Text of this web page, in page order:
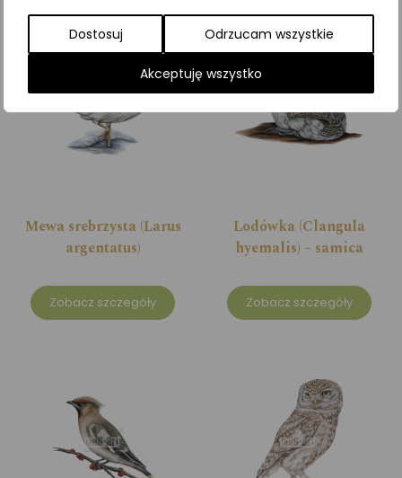
Dostosuj Odrzucam wszystkie
Akceptuję wszystko
Mewa srebrzysta (Larus
argentatus)
Zobacz szczegóły
Lodówka (Clangula
hyemalis) – samica
Zobacz szczegóły